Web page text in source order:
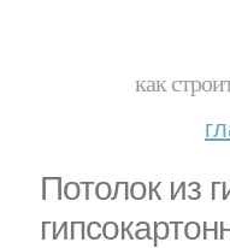
как
Потолок из